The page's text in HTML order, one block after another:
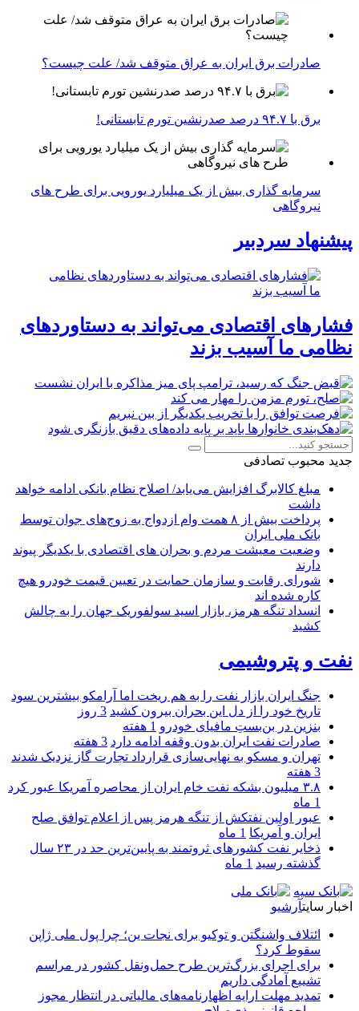
صادرات برق ایران به عراق متوقف شد/ علت چیست؟
برق با ۹۴.۷ درصد صدرنشین تورم تابستانی!
سرمایه گذاری بیش از یک میلیارد یورویی برای طرح های
نیروگاهی
پیشنهاد سردبیر
فشارهای اقتصادی می‌تواند به دستاوردهای
نظامی ما آسیب بزند
جدید محبوب تصادفی
مبلغ کالابرگ افزایش می‌یابد/ اصلاح نظام بانکی ادامه خواهد
داشت
پرداخت بیش از ۸ همت وام ازدواج به زوج‌های جوان توسط
بانک ملی ایران
وضعیت معیشت مردم و بحران های اقتصادی با یکدیگر پیوند
دارند
شورای رقابت و سازمان حمایت در تعیین قیمت خودرو هیچ
کاره شده اند
انسداد تنگه هرمز، بازار اسید سولفوریک جهان را به چالش
کشید
نفت و پتروشیمی
جنگ ایران بازار نفت را به هم ریخت اما آرامکو بیشترین سود
تاریخ خود را از دل این بحران بیرون کشید 3 روز
بنزین در بن‌بستِ مافیای خودرو 1 هفته
صادرات نفت ایران بدون وقفه ادامه دارد 3 هفته
تهران و مسکو به نهایی‌سازی قرارداد تجارت گاز نزدیک شدند
3 هفته
۳.۸ میلیون بشکه نفت خام ایران از محاصره آمریکا عبور کرد
1 ماه
عبور اولین نفتکش از تنگه هرمز پس از اعلام توافق صلح
ایران و آمریکا 1 ماه
ذخایر نفت کشورهای ثروتمند به پایین‌ترین حد در ۲۳ سال
گذشته رسید 1 ماه
اخبار سایتآرشیو
ائتلاف واشنگتن و توکیو برای نجات ین؛ چرا پول ملی ژاپن
سقوط کرد؟
برای اجرای بزرگ‌ترین طرح حمل‌ونقل کشور در مراسم
تشییع آمادگی داریم
تمدید مهلت ارایه اظهارنامه‌های مالیاتی در انتظار مجوز